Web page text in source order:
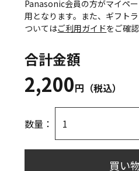
Panasonic会員の方がマイペ
用となります。また、ギフト
ついてはご利用ガイドをご確
合計金額
2,200円（税込）
数量：
買い